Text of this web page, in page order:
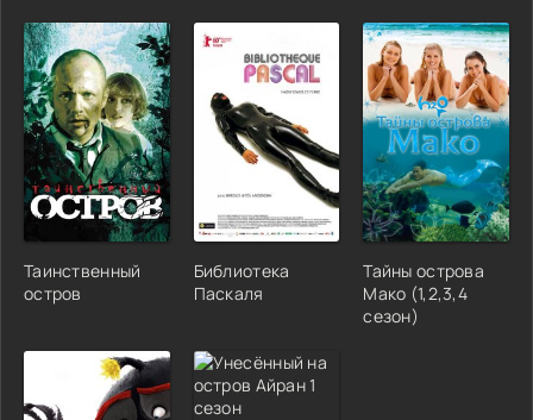
Таинственный
остров
Библиотека
Паскаля
Тайны острова
Мако (1,2,3,4
сезон)